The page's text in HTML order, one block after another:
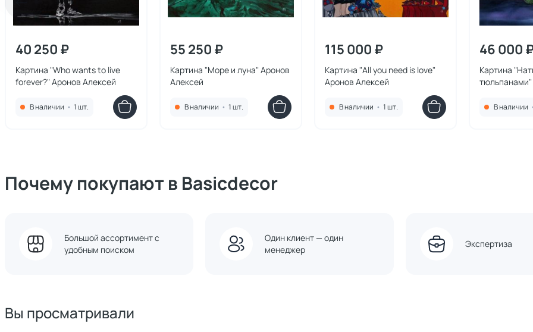
40 250 ₽
Картина "Who wants to live
forever?" Аронов Алексей
В наличии • 1 шт.
55 250 ₽
Картина "Море и луна" Аронов
Алексей
В наличии • 1 шт.
115 000 ₽
Картина "All you need is love"
Аронов Алексей
В наличии • 1 шт.
46 000
Картина
В наличии •
Почему покупают в Basicdecor
Большой ассортимент с
удобным поиском
Один клиент — один
менеджер
Экспертиза
Вы просматривали